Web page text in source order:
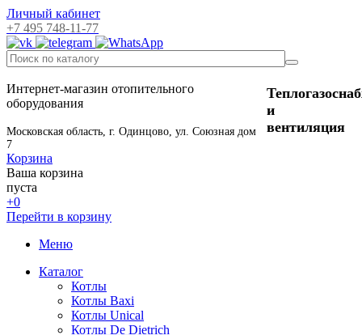
Личный кабинет
+7 495 748-11-77
и
вентиляция
Интернет-магазин отопительного
оборудования
Московская область, г. Одинцово, ул. Союзная дом
7
Корзина
Ваша корзина
пуста
+0
Перейти в корзину
Меню
Каталог
Котлы
Котлы Baxi
Котлы Unical
Котлы De Dietrich